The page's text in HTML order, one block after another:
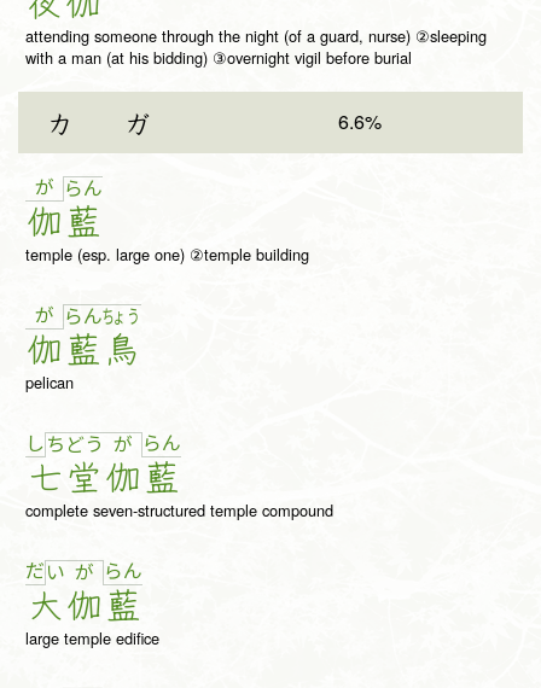
attending someone through the night (of a guard, nurse) ②sleeping
with a man (at his bidding) ③overnight vigil before burial
カ ガ 6.6%
が
伽
らん
藍
temple (esp. large one) ②temple building
が
伽
らん
藍
ちょ う
鳥
pelican
し ち
七
どう
堂
が
伽
らん
藍
complete seven-structured temple compound
だ い
大
が
伽
らん
藍
large temple edifice